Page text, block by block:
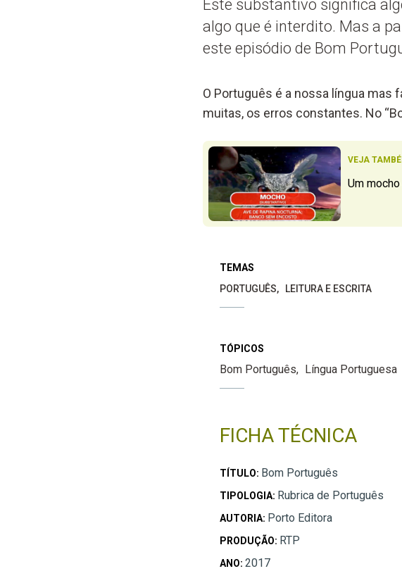
Este substantivo significa
algo que é interdito. Mas a
este episódio de Bom
O Português é a nossa língua mas
muitas, os erros constantes. No
VEJA
Um
TEMAS
PORTUGUÊS
LEITURA E ESCRITA
TÓPICOS
Bom Português Língua Portuguesa
FICHA TÉCNICA
TÍTULO: Bom Português
TIPOLOGIA: Rubrica de Português
AUTORIA: Porto Editora
PRODUÇÃO: RTP
ANO: 2017